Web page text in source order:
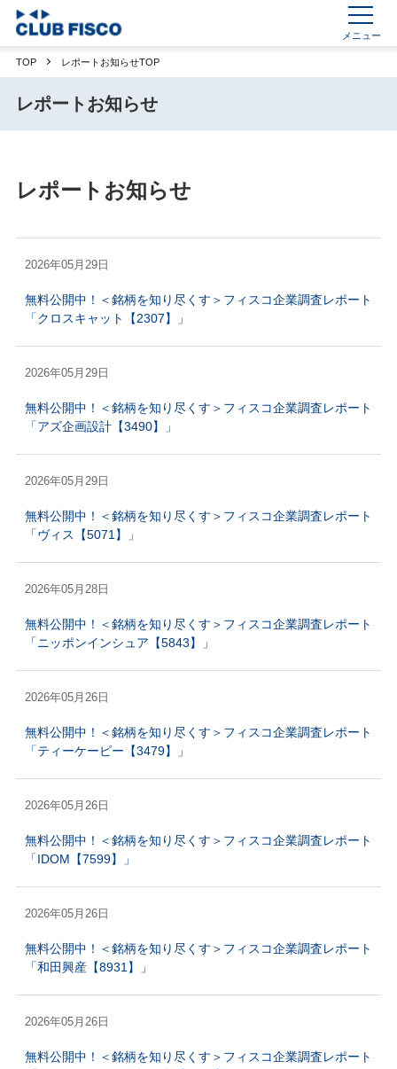
メニュー
TOP レポートお知らせTOP
レポートお知らせ
レポートお知らせ
2026年05月29日
無料公開中！＜銘柄を知り尽くす＞フィスコ企業調査レポート
「クロスキャット【2307】」
2026年05月29日
無料公開中！＜銘柄を知り尽くす＞フィスコ企業調査レポート
「アズ企画設計【3490】」
2026年05月29日
無料公開中！＜銘柄を知り尽くす＞フィスコ企業調査レポート
「ヴィス【5071】」
2026年05月28日
無料公開中！＜銘柄を知り尽くす＞フィスコ企業調査レポート
「ニッポンインシュア【5843】」
2026年05月26日
無料公開中！＜銘柄を知り尽くす＞フィスコ企業調査レポート
「ティーケーピー【3479】」
2026年05月26日
無料公開中！＜銘柄を知り尽くす＞フィスコ企業調査レポート
「IDOM【7599】」
2026年05月26日
無料公開中！＜銘柄を知り尽くす＞フィスコ企業調査レポート
「和田興産【8931】」
2026年05月26日
無料公開中！＜銘柄を知り尽くす＞フィスコ企業調査レポート